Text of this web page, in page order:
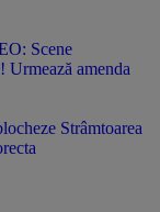
Scene
amenda
Strâmtoarea